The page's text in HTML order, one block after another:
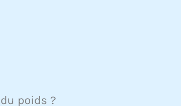
poids ?